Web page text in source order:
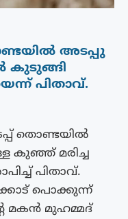
അടപ്പു
കുടുങ്ങി
പിതാവ്.
തൊണ്ടയിൽ
കുഞ്ഞ് മരിച്ച
പിതാവ്.
പൊക്കുന്ന്
മകൻ മുഹമ്മദ്